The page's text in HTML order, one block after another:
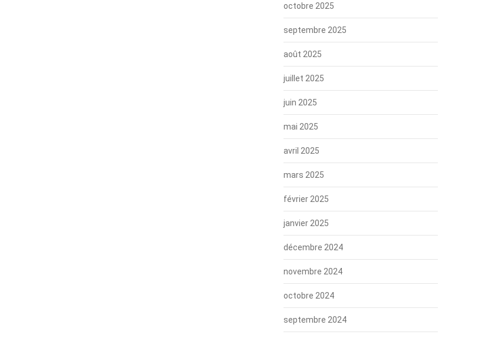
octobre 2025
septembre 2025
août 2025
juillet 2025
juin 2025
mai 2025
avril 2025
mars 2025
février 2025
janvier 2025
décembre 2024
novembre 2024
octobre 2024
septembre 2024